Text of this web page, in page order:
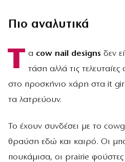
Πιο αναλυτικά
Τ α cow nail designsδεν
τάση αλλά τις
στο προσκήνιο χάρη στα it
τα λατρεύουν.
To έχουν συνδέσει με το
θραύση εδώ και καιρό. Οι
πουκάμισα, οι prairie